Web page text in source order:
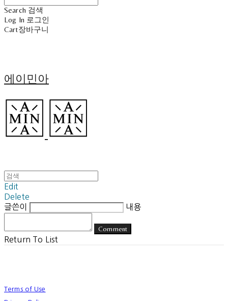
Search 검색
Log In 로그인
Cart장바구니
에이민아
Edit
Delete
글쓴이
내용
Comment
Return To List
Terms of Use